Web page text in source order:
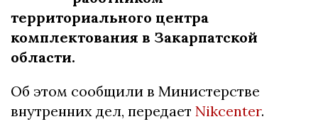
территориального центра
комплектования в Закарпатской
области.
Об этом сообщили в Министерстве
внутренних дел, передает Nikcenter.